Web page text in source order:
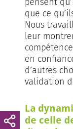
que ce
Nous
leur
en
d’autres
validation
La
de celle